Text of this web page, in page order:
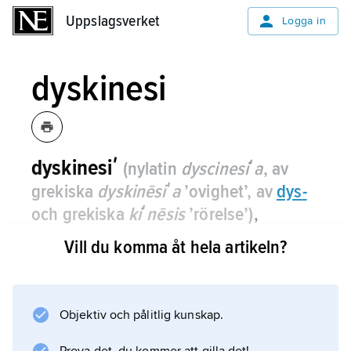
Uppslagsverket Logga in
dyskinesi
dyskinesiʹ (nylatin dyscinesiʹa, av
grekiska dyskinēsiʹa’ovighet’, avdys-
och grekiska kiʹnēsis’rörelse’),
nedsättning av den normala
viljemässiga rörelseförmågan, med
ändamålsenliga rörelser.
Dyskinesi kan också innebära ofrivilliga
Vill du komma åt hela artikeln?
Objektiv och pålitlig kunskap.